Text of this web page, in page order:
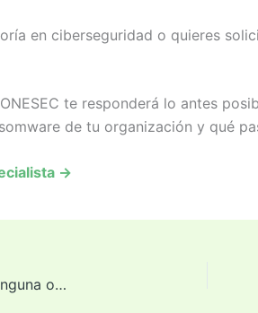
en ciberseguridad o quieres
te responderá lo antes
de tu organización y qué
→
Ciberseguridad rumbo al Mundial 2026: los riesgos que ninguna organización puede ignorar